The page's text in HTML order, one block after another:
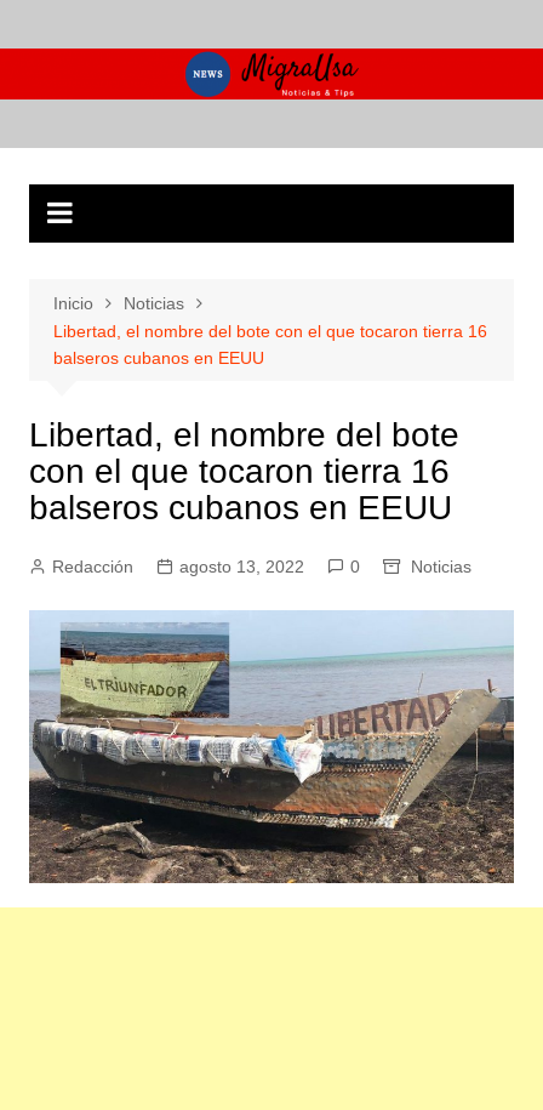
al
Inicio
Noticias
Libertad, el nombre del bote con el que tocaron tierra 16
balseros cubanos en EEUU
Libertad, el nombre del bote
con el que tocaron tierra 16
balseros cubanos en EEUU
Redacción agosto 13, 2022 0 Noticias